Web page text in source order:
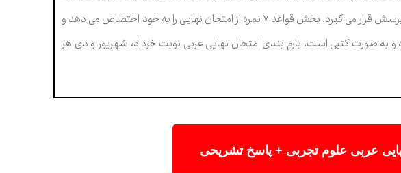
به فارسی مهم ترین بخش آزمون است و ۹ نمره از سوالات از این بخش مورد پرسش قرار می گیرد. بخش قواعد ۷ نمره از امتحان نهایی را به خود اختصاص می دهد و
و فهم مطلب نیز دو نمره سوال طرح می شود. امتحان از ۲۰ نمره و به صورت کتبی است. بارم بندی امتحان نهایی عربی نوبت خرداد، شهریور و دی هر
عربی علوم تجربی + پاسخ تشریحی